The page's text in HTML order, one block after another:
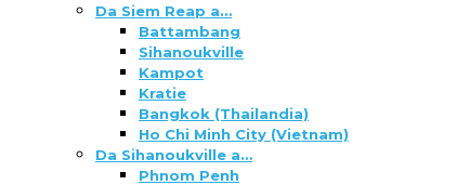
Da Siem Reap a…
Battambang
Sihanoukville
Kampot
Kratie
Bangkok (Thailandia)
Ho Chi Minh City (Vietnam)
Da Sihanoukville a…
Phnom Penh